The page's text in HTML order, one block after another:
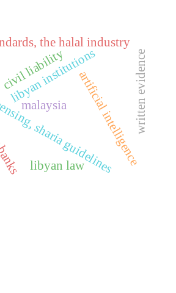
malaysia
the halal industry
sharia guidelines
libyan institutionsartificial intelligence
civil liability
libyan law
written evidence